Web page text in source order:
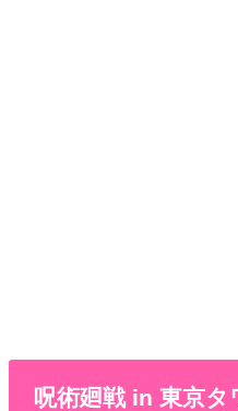
呪術廻戦 in 東京